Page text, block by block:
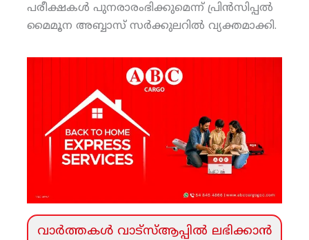
പരീക്ഷകള്‍ പുനരാരംഭിക്കുമെന്ന് പ്രിന്‍സിപ്പല്‍
മൈമൂന അബ്ബാസ് സര്‍ക്കുലറില്‍ വ്യക്തമാക്കി.
വാര്‍ത്തകള്‍ വാട്‌സ്‌ആപ്പില്‍ ലഭിക്കാന്‍